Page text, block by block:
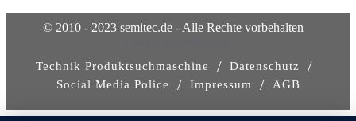
© 2010 - 2023 semitec.de - Alle Rechte vorbehalten
Technik Produktsuchmaschine / Datenschutz /
Social Media Police / Impressum / AGB